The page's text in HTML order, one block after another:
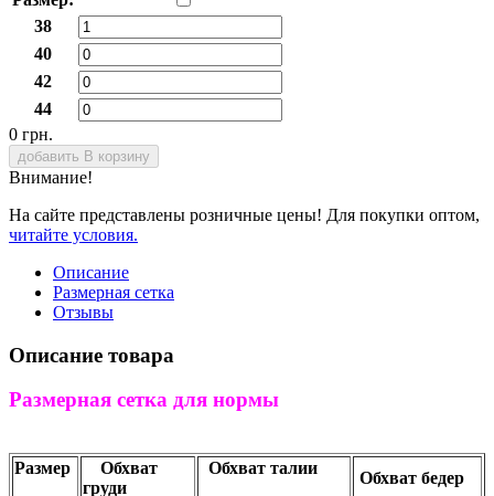
38
40
42
44
0 грн.
добавить В корзину
Внимание!
На сайте представлены розничные цены! Для покупки оптом,
читайте условия.
Описание
Размерная сетка
Отзывы
Описание товара
Размерная сетка для нормы
Размер
Обхват
груди
Обхват талии
Обхват бедер